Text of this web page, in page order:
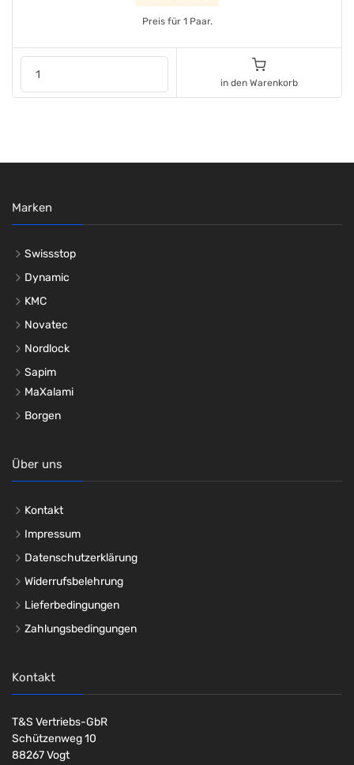
Preis für 1 Paar.
in den Warenkorb
Marken
Swissstop
Dynamic
KMC
Novatec
Nordlock
Sapim
MaXalami
Borgen
Über uns
Kontakt
Impressum
Datenschutzerklärung
Widerrufsbelehrung
Lieferbedingungen
Zahlungsbedingungen
Kontakt
T&S Vertriebs-GbR
Schützenweg 10
88267 Vogt